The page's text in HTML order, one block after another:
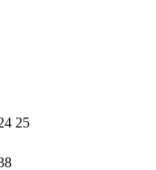
25